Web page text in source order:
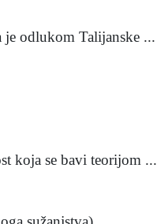
je odlukom Talijanske ...
koja se bavi teorijom ...